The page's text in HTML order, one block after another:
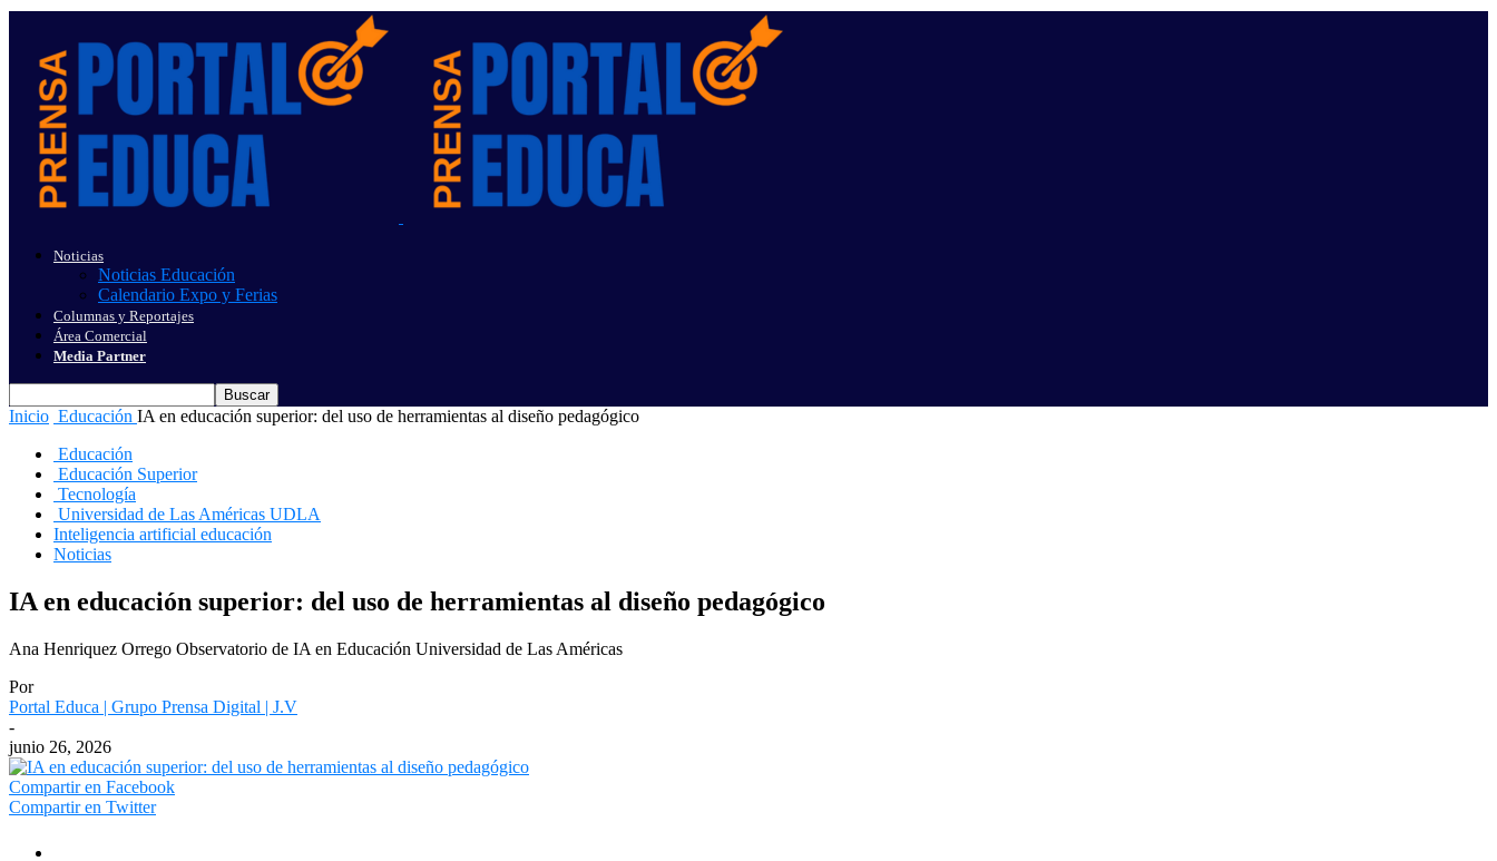
Noticias
Noticias Educación
Calendario Expo y Ferias
Columnas y Reportajes
Área Comercial
Media Partner
Inicio Educación IA en educación superior: del uso de herramientas al diseño pedagógico
Educación
Educación Superior
Tecnología
Universidad de Las Américas UDLA
Inteligencia artificial educación
Noticias
IA en educación superior: del uso de herramientas al diseño pedagógico
Ana Henriquez Orrego Observatorio de IA en Educación Universidad de Las Américas
Por
Portal Educa | Grupo Prensa Digital | J.V
-
junio 26, 2026
Compartir en Facebook
Compartir en Twitter